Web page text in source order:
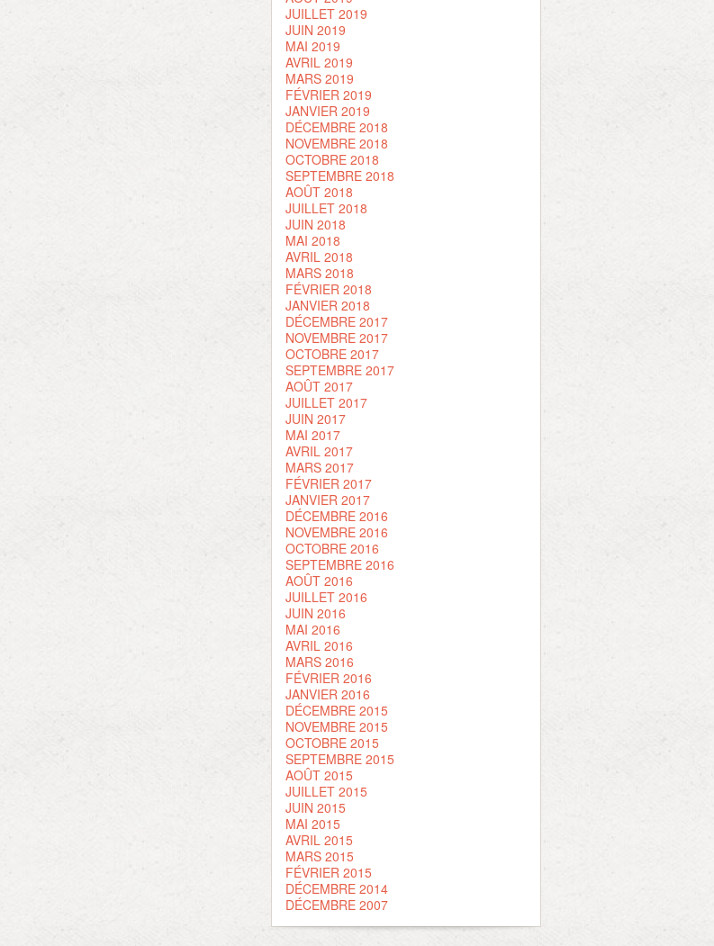
JUILLET 2019
JUIN 2019
MAI 2019
AVRIL 2019
MARS 2019
FÉVRIER 2019
JANVIER 2019
DÉCEMBRE 2018
NOVEMBRE 2018
OCTOBRE 2018
SEPTEMBRE 2018
AOÛT 2018
JUILLET 2018
JUIN 2018
MAI 2018
AVRIL 2018
MARS 2018
FÉVRIER 2018
JANVIER 2018
DÉCEMBRE 2017
NOVEMBRE 2017
OCTOBRE 2017
SEPTEMBRE 2017
AOÛT 2017
JUILLET 2017
JUIN 2017
MAI 2017
AVRIL 2017
MARS 2017
FÉVRIER 2017
JANVIER 2017
DÉCEMBRE 2016
NOVEMBRE 2016
OCTOBRE 2016
SEPTEMBRE 2016
AOÛT 2016
JUILLET 2016
JUIN 2016
MAI 2016
AVRIL 2016
MARS 2016
FÉVRIER 2016
JANVIER 2016
DÉCEMBRE 2015
NOVEMBRE 2015
OCTOBRE 2015
SEPTEMBRE 2015
AOÛT 2015
JUILLET 2015
JUIN 2015
MAI 2015
AVRIL 2015
MARS 2015
FÉVRIER 2015
DÉCEMBRE 2014
DÉCEMBRE 2007